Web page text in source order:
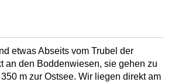
etwas Abseits vom Trubel der
an den Boddenwiesen, sie gehen zu
m zur Ostsee. Wir liegen direkt am